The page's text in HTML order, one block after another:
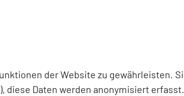
der Website zu gewährleisten.
diese Daten werden anonymisiert